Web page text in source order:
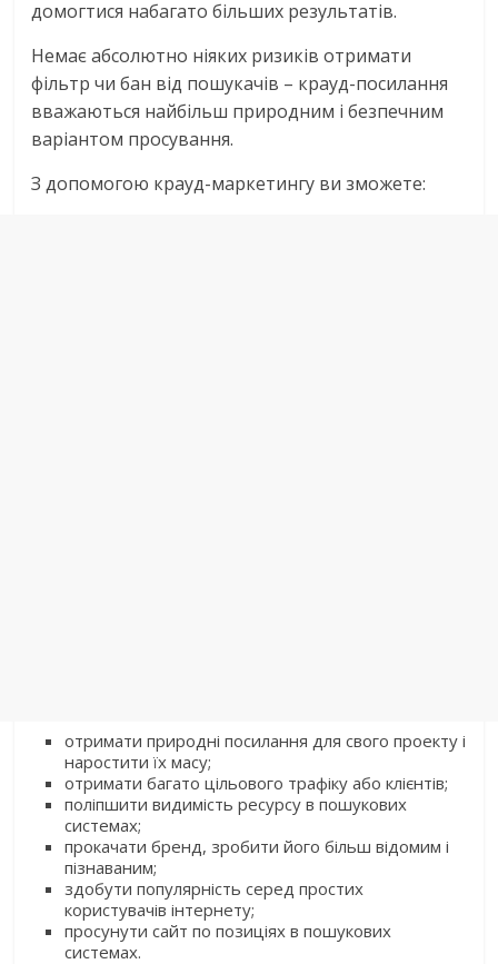
домогтися набагато більших результатів.
Немає абсолютно ніяких ризиків отримати
фільтр чи бан від пошукачів – крауд-посилання
вважаються найбільш природним і безпечним
варіантом просування.
З допомогою крауд-маркетингу ви зможете:
отримати природні посилання для свого проекту і
наростити їх масу;
отримати багато цільового трафіку або клієнтів;
поліпшити видимість ресурсу в пошукових
системах;
прокачати бренд, зробити його більш відомим і
пізнаваним;
здобути популярність серед простих
користувачів інтернету;
просунути сайт по позиціях в пошукових
системах.